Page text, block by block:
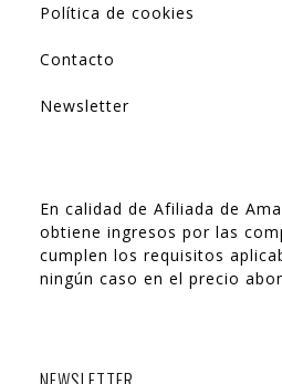
Política de cookies
Contacto
Newsletter
En calidad de Afiliada de
obtiene ingresos por las
cumplen los requisitos
ningún caso en el precio